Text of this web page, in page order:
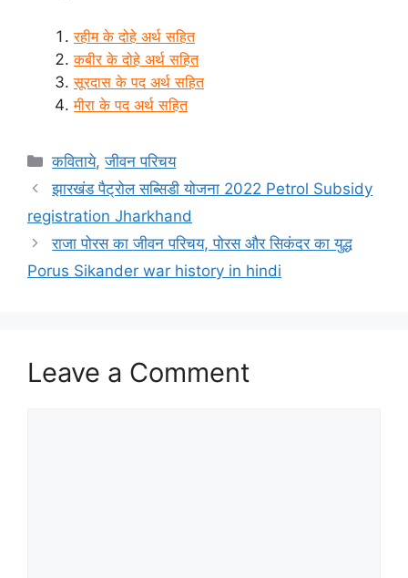
रहीम के दोहे अर्थ सहित
कबीर के दोहे अर्थ सहित
सूरदास के पद अर्थ सहित
मीरा के पद अर्थ सहित
Categories
कविताये,जीवन परिचय
झारखंड पैट्रोल सब्सिडी योजना 2022 Petrol Subsidy
registration Jharkhand
राजा पोरस का जीवन परिचय, पोरस और सिकंदर का युद्ध
Porus Sikander war history in hindi
Leave a Comment